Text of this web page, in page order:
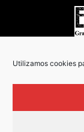
Utilizamos cookies